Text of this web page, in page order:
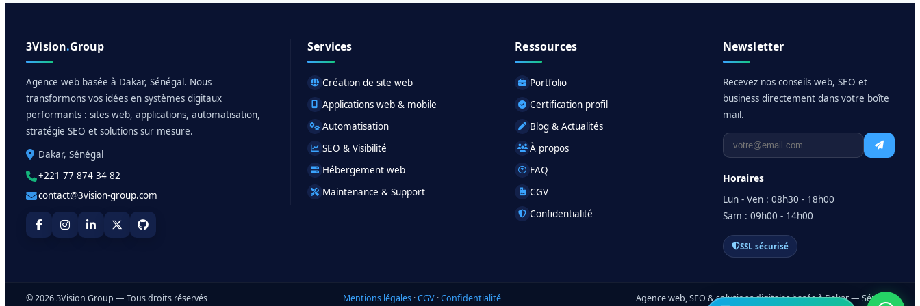
3Vision.Group
Agence web basée à Dakar, Sénégal. Nous
transformons vos idées en systèmes digitaux
performants : sites web, applications, automatisation,
stratégie SEO et solutions sur mesure.
Dakar, Sénégal
+221 77 874 34 82
contact@3vision-group.com
Services
Création de site web
Applications web & mobile
Automatisation
SEO & Visibilité
Hébergement web
Maintenance & Support
Ressources
Portfolio
Certification profil
Blog & Actualités
À propos
FAQ
CGV
Confidentialité
Newsletter
Recevez nos conseils web, SEO et
business directement dans votre boîte
mail.
Horaires
Lun - Ven : 08h30 - 18h00
Sam : 09h00 - 14h00
SSL sécurisé
© 2026 3Vision Group — Tous droits réservés Mentions légales·CGV·Confidentialité Agence web, SEO & solutions digitales basée à Dakar — Sénégal